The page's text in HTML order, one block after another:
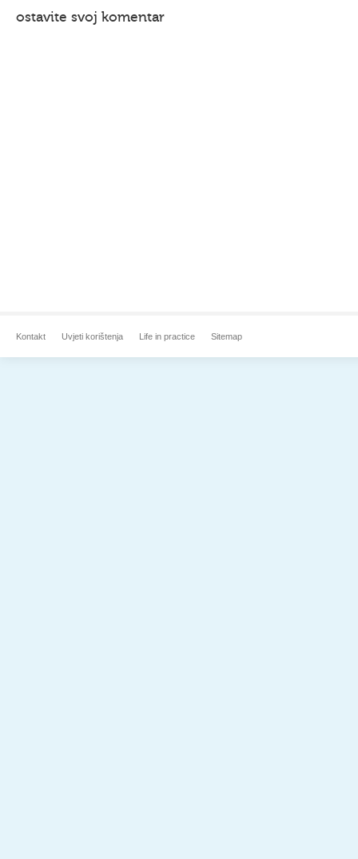
ostavite svoj komentar
Kontakt Uvjeti korištenja Life in practice Sitemap